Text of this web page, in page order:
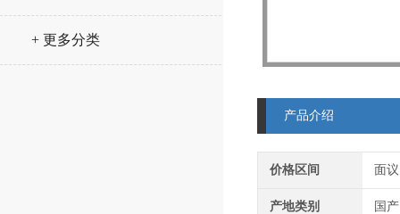
+ 更多分类
产品介绍
价格区间 面议
产地类别 国产